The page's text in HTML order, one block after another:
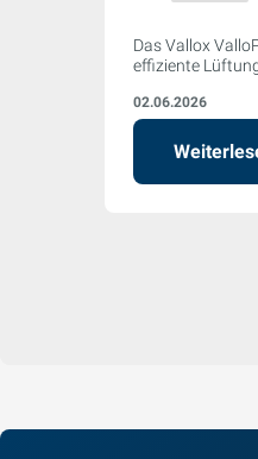
Das Vallox
effiziente
Luftqualität,
Inbetriebnahme
Komfort im
02.06.2026